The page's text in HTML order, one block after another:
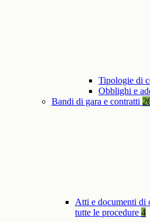
Tipologie di
Obblighi e
Bandi di gara e contratti
Atti e documenti di
tutte le procedure 4